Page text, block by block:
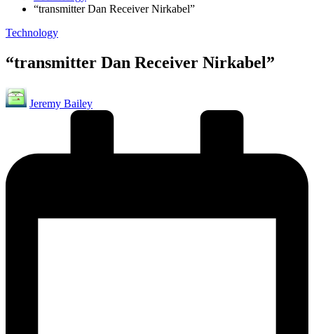
“transmitter Dan Receiver Nirkabel”
Posted
Technology
“transmitter Dan Receiver Nirkabel”
Posted
by
Jeremy Bailey